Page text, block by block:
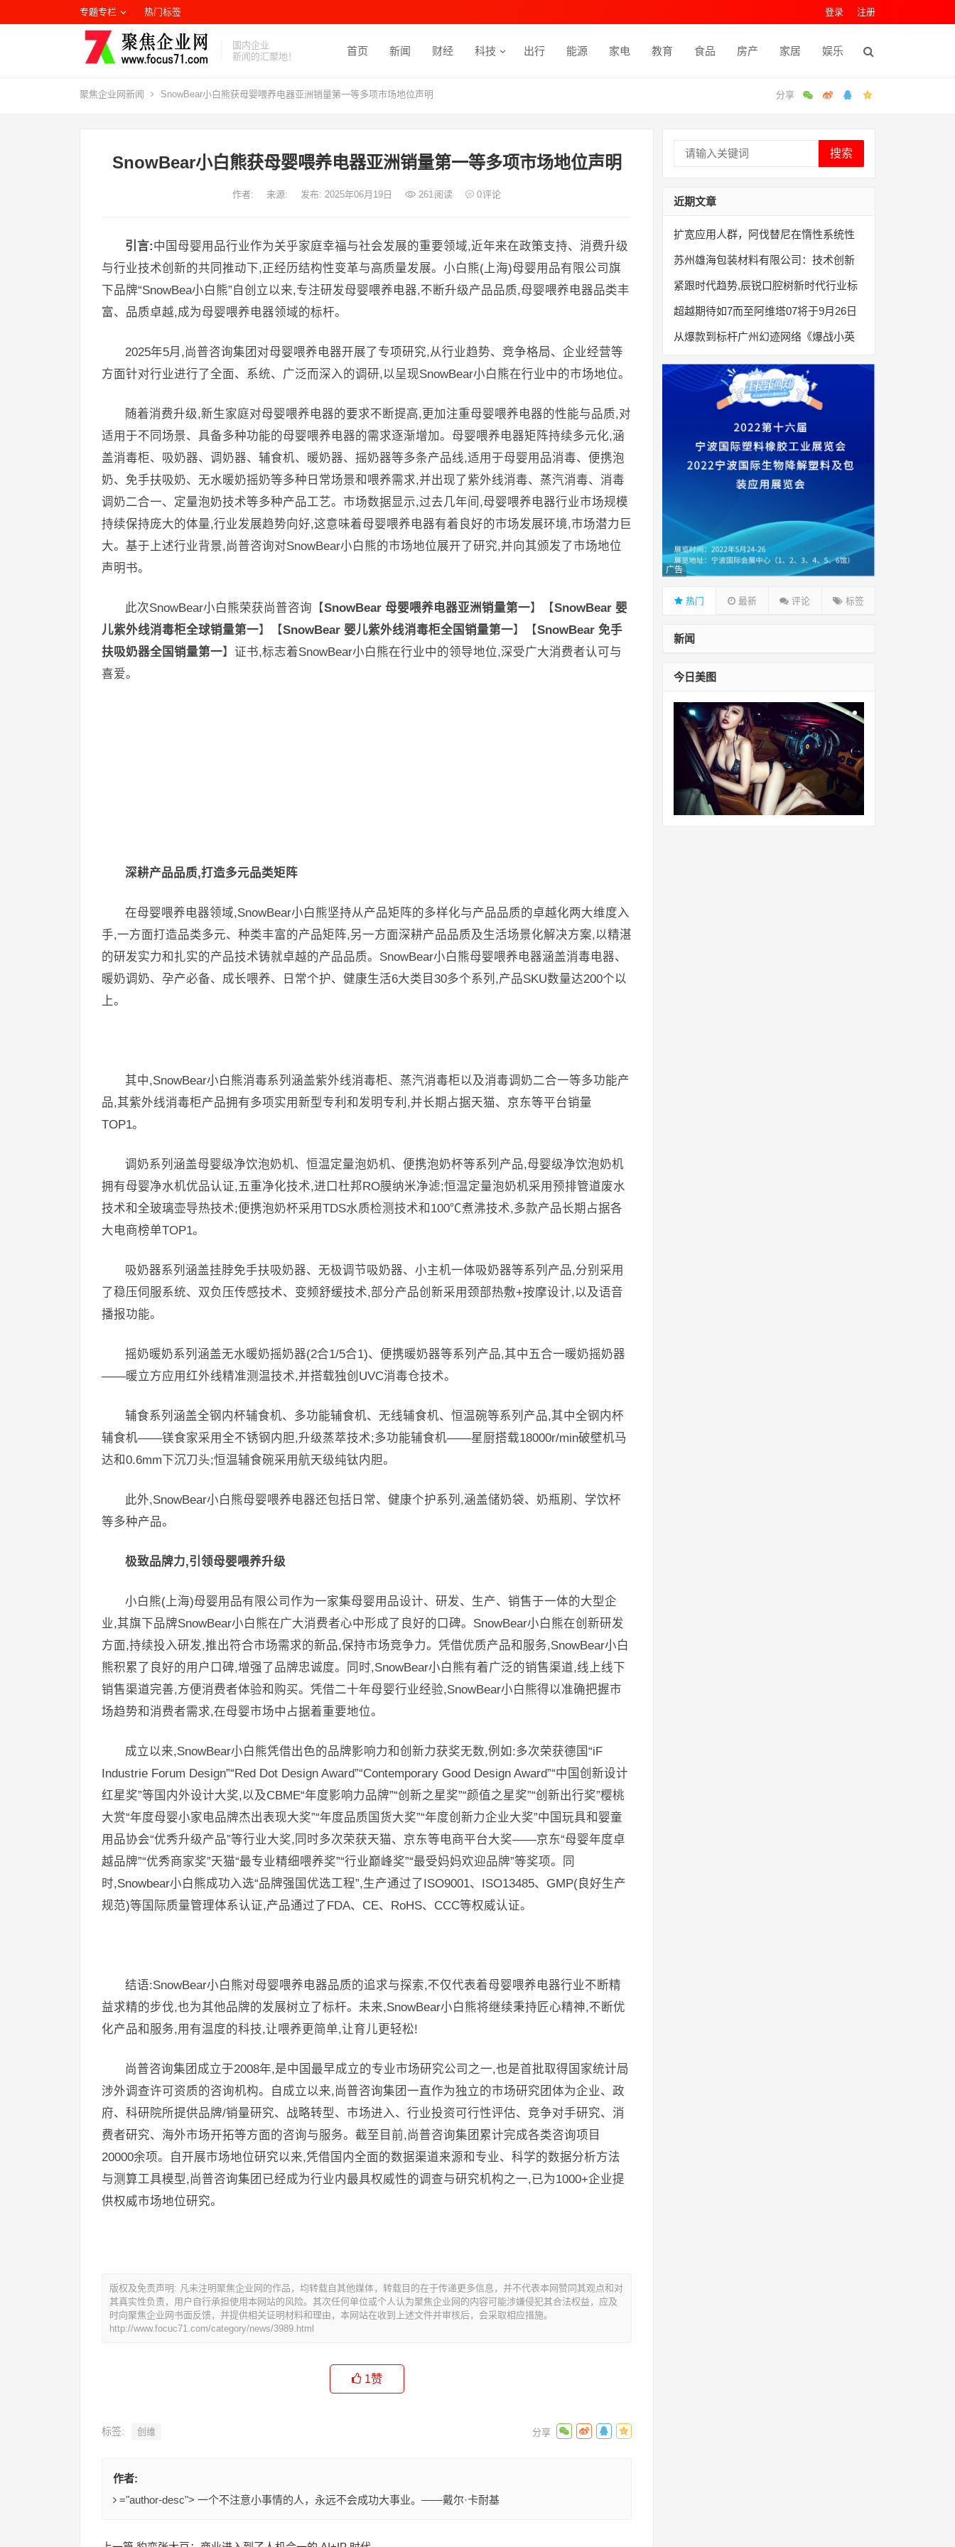
专题专栏 热门标签 登录 注册
国内企业
新闻的汇聚地！
首页 新闻 财经 科技 出行 能源 家电 教育 食品 房产 家居 娱乐
聚焦企业网新闻 SnowBear小白熊获母婴喂养电器亚洲销量第一等多项市场地位声明
SnowBear小白熊获母婴喂养电器亚洲销量第一等多项市场地位声明
作者: 来源: 发布: 2025年06月19日 261阅读 0评论
引言:中国母婴用品行业作为关乎家庭幸福与社会发展的重要领域,近年来在政策支持、消费升级
与行业技术创新的共同推动下,正经历结构性变革与高质量发展。小白熊(上海)母婴用品有限公司旗
下品牌“SnowBea小白熊”自创立以来,专注研发母婴喂养电器,不断升级产品品质,母婴喂养电器品类丰
富、品质卓越,成为母婴喂养电器领域的标杆。
2025年5月,尚普咨询集团对母婴喂养电器开展了专项研究,从行业趋势、竞争格局、企业经营等
方面针对行业进行了全面、系统、广泛而深入的调研,以呈现SnowBear小白熊在行业中的市场地位。
随着消费升级,新生家庭对母婴喂养电器的要求不断提高,更加注重母婴喂养电器的性能与品质,对
适用于不同场景、具备多种功能的母婴喂养电器的需求逐渐增加。母婴喂养电器矩阵持续多元化,涵
盖消毒柜、吸奶器、调奶器、辅食机、暖奶器、摇奶器等多条产品线,适用于母婴用品消毒、便携泡
奶、免手扶吸奶、无水暖奶摇奶等多种日常场景和喂养需求,并出现了紫外线消毒、蒸汽消毒、消毒
调奶二合一、定量泡奶技术等多种产品工艺。市场数据显示,过去几年间,母婴喂养电器行业市场规模
持续保持庞大的体量,行业发展趋势向好,这意味着母婴喂养电器有着良好的市场发展环境,市场潜力巨
大。基于上述行业背景,尚普咨询对SnowBear小白熊的市场地位展开了研究,并向其颁发了市场地位
声明书。
此次SnowBear小白熊荣获尚普咨询【SnowBear 母婴喂养电器亚洲销量第一】【SnowBear 婴
儿紫外线消毒柜全球销量第一】【SnowBear 婴儿紫外线消毒柜全国销量第一】【SnowBear 免手
扶吸奶器全国销量第一】证书,标志着SnowBear小白熊在行业中的领导地位,深受广大消费者认可与
喜爱。
深耕产品品质,打造多元品类矩阵
在母婴喂养电器领域,SnowBear小白熊坚持从产品矩阵的多样化与产品品质的卓越化两大维度入
手,一方面打造品类多元、种类丰富的产品矩阵,另一方面深耕产品品质及生活场景化解决方案,以精湛
的研发实力和扎实的产品技术铸就卓越的产品品质。SnowBear小白熊母婴喂养电器涵盖消毒电器、
暖奶调奶、孕产必备、成长喂养、日常个护、健康生活6大类目30多个系列,产品SKU数量达200个以
上。
其中,SnowBear小白熊消毒系列涵盖紫外线消毒柜、蒸汽消毒柜以及消毒调奶二合一等多功能产
品,其紫外线消毒柜产品拥有多项实用新型专利和发明专利,并长期占据天猫、京东等平台销量
TOP1。
调奶系列涵盖母婴级净饮泡奶机、恒温定量泡奶机、便携泡奶杯等系列产品,母婴级净饮泡奶机
拥有母婴净水机优品认证,五重净化技术,进口杜邦RO膜纳米净滤;恒温定量泡奶机采用预排管道废水
技术和全玻璃壶导热技术;便携泡奶杯采用TDS水质检测技术和100℃煮沸技术,多款产品长期占据各
大电商榜单TOP1。
吸奶器系列涵盖挂脖免手扶吸奶器、无极调节吸奶器、小主机一体吸奶器等系列产品,分别采用
了稳压伺服系统、双负压传感技术、变频舒缓技术,部分产品创新采用颈部热敷+按摩设计,以及语音
播报功能。
摇奶暖奶系列涵盖无水暖奶摇奶器(2合1/5合1)、便携暖奶器等系列产品,其中五合一暖奶摇奶器
——暖立方应用红外线精准测温技术,并搭载独创UVC消毒仓技术。
辅食系列涵盖全钢内杯辅食机、多功能辅食机、无线辅食机、恒温碗等系列产品,其中全钢内杯
辅食机——镁食家采用全不锈钢内胆,升级蒸萃技术;多功能辅食机——星厨搭载18000r/min破壁机马
达和0.6mm下沉刀头;恒温辅食碗采用航天级纯钛内胆。
此外,SnowBear小白熊母婴喂养电器还包括日常、健康个护系列,涵盖储奶袋、奶瓶刷、学饮杯
等多种产品。
极致品牌力,引领母婴喂养升级
小白熊(上海)母婴用品有限公司作为一家集母婴用品设计、研发、生产、销售于一体的大型企
业,其旗下品牌SnowBear小白熊在广大消费者心中形成了良好的口碑。SnowBear小白熊在创新研发
方面,持续投入研发,推出符合市场需求的新品,保持市场竞争力。凭借优质产品和服务,SnowBear小白
熊积累了良好的用户口碑,增强了品牌忠诚度。同时,SnowBear小白熊有着广泛的销售渠道,线上线下
销售渠道完善,方便消费者体验和购买。凭借二十年母婴行业经验,SnowBear小白熊得以准确把握市
场趋势和消费者需求,在母婴市场中占据着重要地位。
成立以来,SnowBear小白熊凭借出色的品牌影响力和创新力获奖无数,例如:多次荣获德国“iF
Industrie Forum Design”“Red Dot Design Award”“Contemporary Good Design Award”“中国创新设计
红星奖”等国内外设计大奖,以及CBME“年度影响力品牌”“创新之星奖”“颜值之星奖”“创新出行奖”樱桃
大赏“年度母婴小家电品牌杰出表现大奖”“年度品质国货大奖”“年度创新力企业大奖”中国玩具和婴童
用品协会“优秀升级产品”等行业大奖,同时多次荣获天猫、京东等电商平台大奖——京东“母婴年度卓
越品牌”“优秀商家奖”天猫“最专业精细喂养奖”“行业巅峰奖”“最受妈妈欢迎品牌”等奖项。同
时,Snowbear小白熊成功入选“品牌强国优选工程”,生产通过了ISO9001、ISO13485、GMP(良好生产
规范)等国际质量管理体系认证,产品通过了FDA、CE、RoHS、CCC等权威认证。
结语:SnowBear小白熊对母婴喂养电器品质的追求与探索,不仅代表着母婴喂养电器行业不断精
益求精的步伐,也为其他品牌的发展树立了标杆。未来,SnowBear小白熊将继续秉持匠心精神,不断优
化产品和服务,用有温度的科技,让喂养更简单,让育儿更轻松!
尚普咨询集团成立于2008年,是中国最早成立的专业市场研究公司之一,也是首批取得国家统计局
涉外调查许可资质的咨询机构。自成立以来,尚普咨询集团一直作为独立的市场研究团体为企业、政
府、科研院所提供品牌/销量研究、战略转型、市场进入、行业投资可行性评估、竞争对手研究、消
费者研究、海外市场开拓等方面的咨询与服务。截至目前,尚普咨询集团累计完成各类咨询项目
20000余项。自开展市场地位研究以来,凭借国内全面的数据渠道来源和专业、科学的数据分析方法
与测算工具模型,尚普咨询集团已经成为行业内最具权威性的调查与研究机构之一,已为1000+企业提
供权威市场地位研究。
版权及免责声明: 凡未注明聚焦企业网的作品，均转载自其他媒体，转载目的在于传递更多信息，并不代表本网赞同其观点和对
其真实性负责，用户自行承担使用本网站的风险。其次任何单位或个人认为聚焦企业网的内容可能涉嫌侵犯其合法权益，应及
时向聚焦企业网书面反馈，并提供相关证明材料和理由，本网站在收到上述文件并审核后，会采取相应措施。
http://www.focuc71.com/category/news/3989.html
1赞
标签: 创维
作者:
="author-desc"> 一个不注意小事情的人，永远不会成功大事业。——戴尔·卡耐基
搜索
近期文章
扩宽应用人群，阿伐替尼在惰性系统性
苏州雄海包装材料有限公司：技术创新
紧跟时代趋势,辰锐口腔树新时代行业标
超越期待如7而至阿维塔07将于9月26日
从爆款到标杆广州幻迹网络《爆战小英
广告
热门 最新 评论 标签
新闻
今日美图